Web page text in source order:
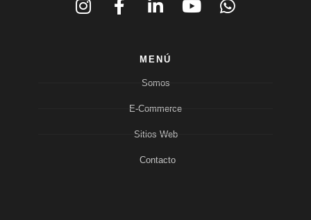
MENÚ
Somos
E-Commerce
Sitios Web
Contacto